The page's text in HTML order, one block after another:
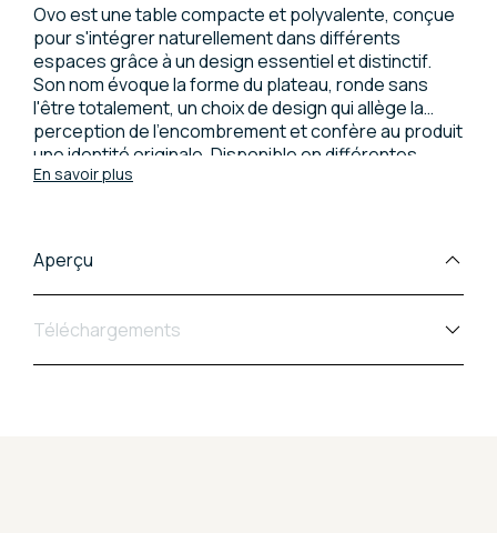
Ovo est une table compacte et polyvalente, conçue
pour s'intégrer naturellement dans différents
espaces grâce à un design essentiel et distinctif.
Son nom évoque la forme du plateau, ronde sans
l'être totalement, un choix de design qui allège la
perception de l'encombrement et confère au produit
une identité originale. Disponible en différentes
dimensions, hauteurs et matériaux, Ovo s'adapte
caractère : un élément esthétique avec couleur
personnalisable, qui apporte un détail distinctif et
coordonné.
En savoir plus
Aperçu
Téléchargements